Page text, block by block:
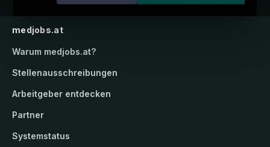
medjobs.at
Warum medjobs.at?
Stellenausschreibungen
Arbeitgeber entdecken
Partner
Systemstatus